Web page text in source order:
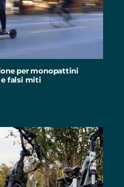
per monopattini
falsi miti